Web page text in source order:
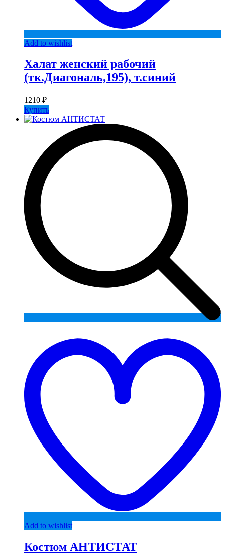
Add to wishlist
Халат женский рабочий
(тк.Диагональ,195), т.синий
1210 ₽
Купить
Add to wishlist
Костюм АНТИСТАТ